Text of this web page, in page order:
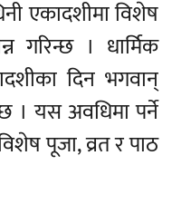
एकादशीमा विशेष
गरिन्छ । धार्मिक
दिन भगवान्
। यस अवधिमा पर्ने
पूजा, व्रत र पाठ